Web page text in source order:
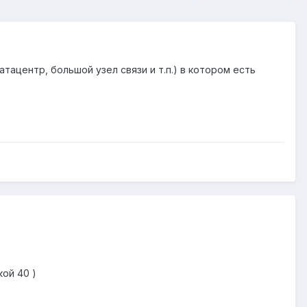
большой узел связи и т.п.) в котором есть
40 )